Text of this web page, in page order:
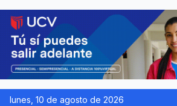
lunes, 10 de agosto de 2026